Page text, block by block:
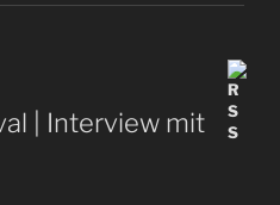
| Interview mit